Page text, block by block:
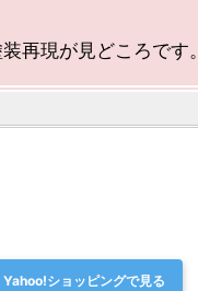
再現が見どころです。
Yahoo!ショッピングで見る